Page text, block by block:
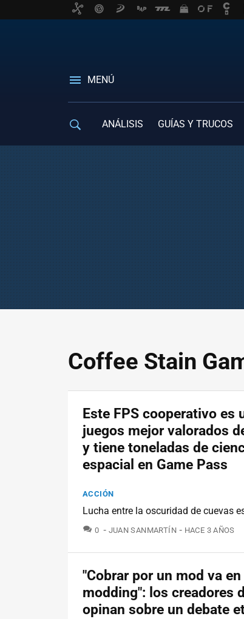
MENÚ
ANÁLISIS GUÍAS Y TRUCOS
Coffee Stain
Este FPS cooperativo es
juegos mejor valorados
y tiene toneladas de
espacial en Game Pass
ACCIÓN
Lucha entre la oscuridad de cuevas
0 COMENTARIOS
JUAN SANMARTÍN HACE 3 AÑOS
"Cobrar por un mod va en
modding": los creadores
opinan sobre un debate